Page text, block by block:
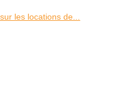
les locations de...